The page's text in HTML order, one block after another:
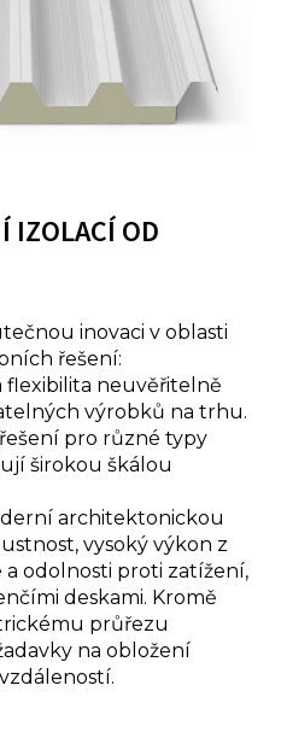
IZOLACÍ OD
inovaci v oblasti
řešení:
flexibilita neuvěřitelně
výrobků na trhu.
pro různé typy
širokou škálou
architektonickou
vysoký výkon z
a odolnosti proti zatížení,
deskami. Kromě
průřezu
na obložení